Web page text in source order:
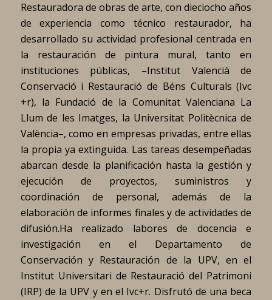
Restauradora de obras de arte, con dieciocho años
de experiencia como técnico restaurador, ha
desarrollado su actividad profesional centrada en
la restauración de pintura mural, tanto en
instituciones públicas, –Institut Valencià de
Conservació i Restauració de Béns Culturals (Ivc
+r), la Fundació de la Comunitat Valenciana La
Llum de les Imatges, la Universitat Politècnica de
València–, como en empresas privadas, entre ellas
la propia ya extinguida. Las tareas desempeñadas
abarcan desde la planificación hasta la gestión y
ejecución de proyectos, suministros y
coordinación de personal, además de la
elaboración de informes finales y de actividades de
difusión.Ha realizado labores de docencia e
investigación en el Departamento de
Conservación y Restauración de la UPV, en el
Institut Universitari de Restauració del Patrimoni
(IRP) de la UPV y en el Ivc+r. Disfrutó de una beca